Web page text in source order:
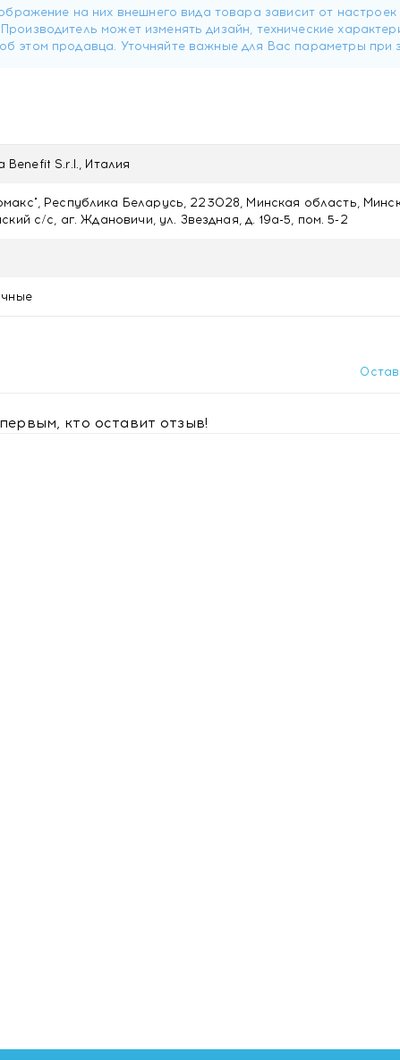
petal extract, Papaver somniferum seed extract,
Disodium cocoyl glutamate, Glyceryl oleate, Citric acid,
Benefit S.r.l., Италия
Республика Беларусь, 223028, Минская область,
с/с, аг. Ждановичи, ул. Звездная, д. 19а-5, пом. 5-2
кто оставит отзыв!